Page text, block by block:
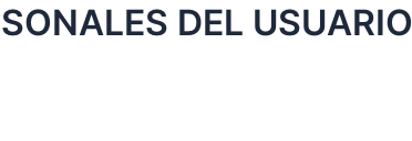
DEL USUARIO